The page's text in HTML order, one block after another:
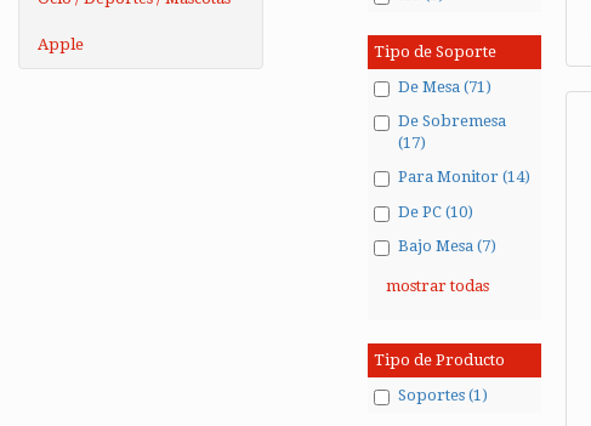
Apple
Tipo de Soporte
De Mesa (71)
De Sobremesa
(17)
Para Monitor (14)
De PC (10)
Bajo Mesa (7)
mostrar todas
Tipo de Producto
Soportes (1)